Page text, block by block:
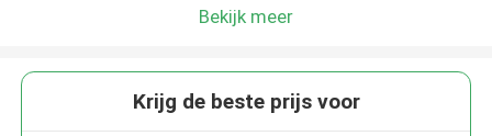
Bekijk meer
Krijg de beste prijs voor